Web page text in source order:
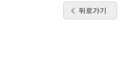
뒤로가기